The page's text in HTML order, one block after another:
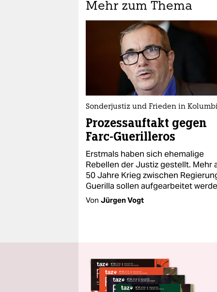
Mehr zum Thema
Sonderjustiz und Frieden in
Prozessauftakt gegen
Farc-Guerilleros
Erstmals haben sich ehemalige
Rebellen der Justiz gestellt. Mehr
50 Jahre Krieg zwischen
Guerilla sollen aufgearbeitet
Von Jürgen Vogt